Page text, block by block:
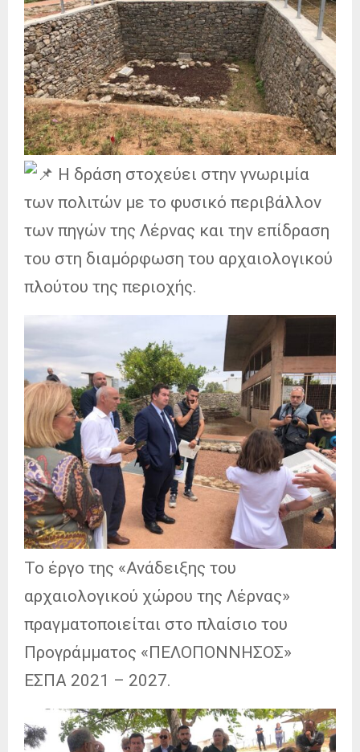
Η δράση στοχεύει στην γνωριμία
των πολιτών με το φυσικό περιβάλλον
των πηγών της Λέρνας και την επίδραση
του στη διαμόρφωση του αρχαιολογικού
πλούτου της περιοχής.
Το έργο της «Ανάδειξης του
αρχαιολογικού χώρου της Λέρνας»
πραγματοποιείται στο πλαίσιο του
Προγράμματος «ΠΕΛΟΠΟΝΝΗΣΟΣ»
ΕΣΠΑ 2021 – 2027.